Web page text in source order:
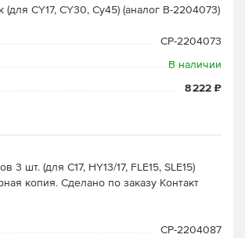
(для CY17, CY30, Cy45) (аналог B-2204073)
CP-2204073
В наличии
8 222 ₽
3 шт. (для C17, HY13/17, FLE15, SLE15)
копия. Cделано по заказу Контакт
CP-2204087